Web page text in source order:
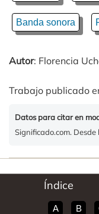
Banda sonora
Autor: Florencia
Trabajo publicado
Datos para citar en
Significado.com.
Índice
A B